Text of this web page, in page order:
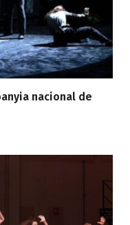
nacional de